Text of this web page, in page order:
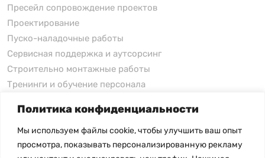
Политика конфиденциальности
Мы используем файлы cookie, чтобы улучшить ваш опыт
просмотра, показывать персонализированную рекламу
Пресейл сопровождение проектов
Проектирование
Пуско-наладочные работы
Сервисная поддержка и аутсорсинг
Строительно монтажные работы
Тренинги и обучение персонала
xFusion
xFusion
xFusion AI Solution